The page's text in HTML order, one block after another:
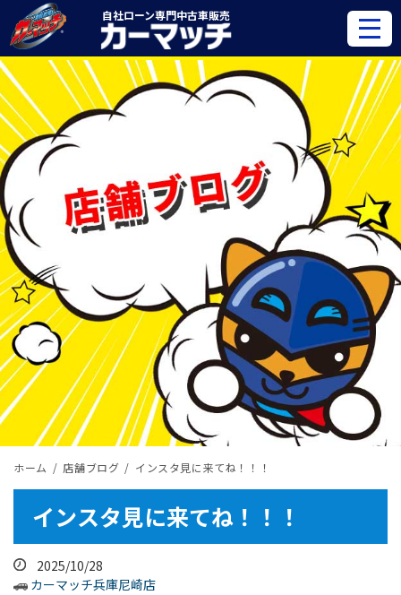
自社ローン専門中古車販売
ホーム 店舗ブログ インスタ見に来てね！！！
インスタ見に来てね！！！
2025/10/28
カーマッチ兵庫尼崎店